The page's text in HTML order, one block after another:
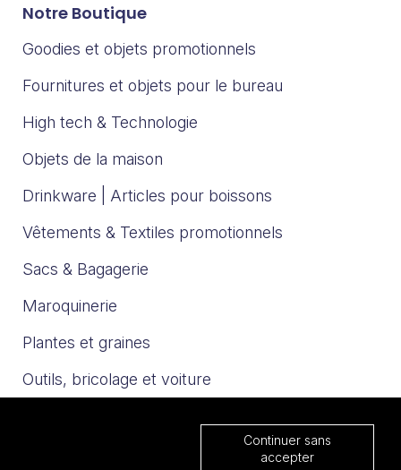
Notre Boutique
Goodies et objets promotionnels
Fournitures et objets pour le bureau
High tech & Technologie
Objets de la maison
Drinkware | Articles pour boissons
Vêtements & Textiles promotionnels
Sacs & Bagagerie
Maroquinerie
Plantes et graines
Outils, bricolage et voiture
Continuer sans
accepter